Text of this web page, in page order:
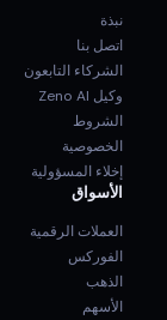
نبذة
اتصل بنا
الشركاء التابعون
وكيل Zeno AI
الشروط
الخصوصية
إخلاء المسؤولية
الأسواق
العملات الرقمية
الفوركس
الذهب
الأسهم